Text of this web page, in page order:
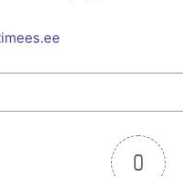
0